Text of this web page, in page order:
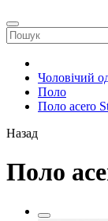
Чоловічий
Поло
Поло acero
Назад
Поло